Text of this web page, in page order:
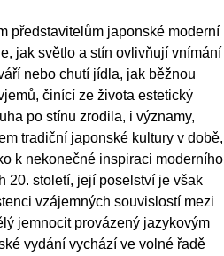
představitelům japonské moderní
jak světlo a stín ovlivňují vnímání
nebo chutí jídla, jak běžnou
činící ze života estetický
po stínu zrodila, i významy,
tradiční japonské kultury v době,
k nekonečné inspiraci moderního
20. století, její poselství je však
vzájemných souvislostí mezi
jemnocit provázený jazykovým
vydání vychází ve volné řadě